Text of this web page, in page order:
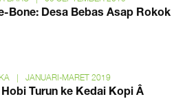
Bone: Desa Bebas Asap Rokok
| JANUARI-MARET 2019
Hobi Turun ke Kedai Kopi Â